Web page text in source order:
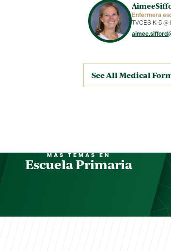
Aimee
Enfermera
TVCES K-5
See All Medical
MÁS TEMAS EN
Escuela Primaria